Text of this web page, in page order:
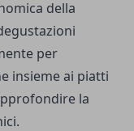
della
per
insieme ai piatti
la